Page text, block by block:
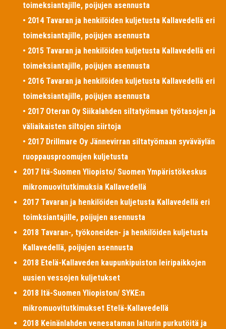
toimeksiantajille, poijujen asennusta
• 2014 Tavaran ja henkilöiden kuljetusta Kallavedellä eri
toimeksiantajille, poijujen asennusta
• 2015 Tavaran ja henkilöiden kuljetusta Kallavedellä eri
toimeksiantajille, poijujen asennusta
• 2016 Tavaran ja henkilöiden kuljetusta Kallavedellä eri
toimeksiantajille, poijujen asennusta
• 2017 Oteran Oy Siikalahden siltatyömaan työtasojen ja
väliaikaisten siltojen siirtoja
• 2017 Drillmare Oy Jännevirran siltatyömaan syväväylän
ruoppausproomujen kuljetusta
2017 Itä-Suomen Yliopisto/ Suomen Ympäristökeskus
mikromuovitutkimuksia Kallavedellä
2017 Tavaran ja henkilöiden kuljetusta Kallavedellä eri
toimksiantajille, poijujen asennusta
2018 Tavaran-, työkoneiden- ja henkilöiden kuljetusta
Kallavedellä, poijujen asennusta
2018 Etelä-Kallaveden kaupunkipuiston leiripaikkojen
uusien vessojen kuljetukset
2018 Itä-Suomen Yliopiston/ SYKE:n
mikromuovitutkimukset Etelä-Kallavedellä
2018 Keinänlahden venesataman laiturin purkutöitä ja